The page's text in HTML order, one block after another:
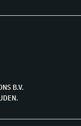
B.V.